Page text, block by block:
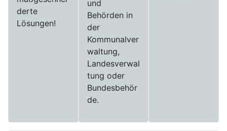
derte
Lösungen!
und
Behörden in
der
Kommunalver
waltung,
Landesverwal
tung oder
Bundesbehör
de.